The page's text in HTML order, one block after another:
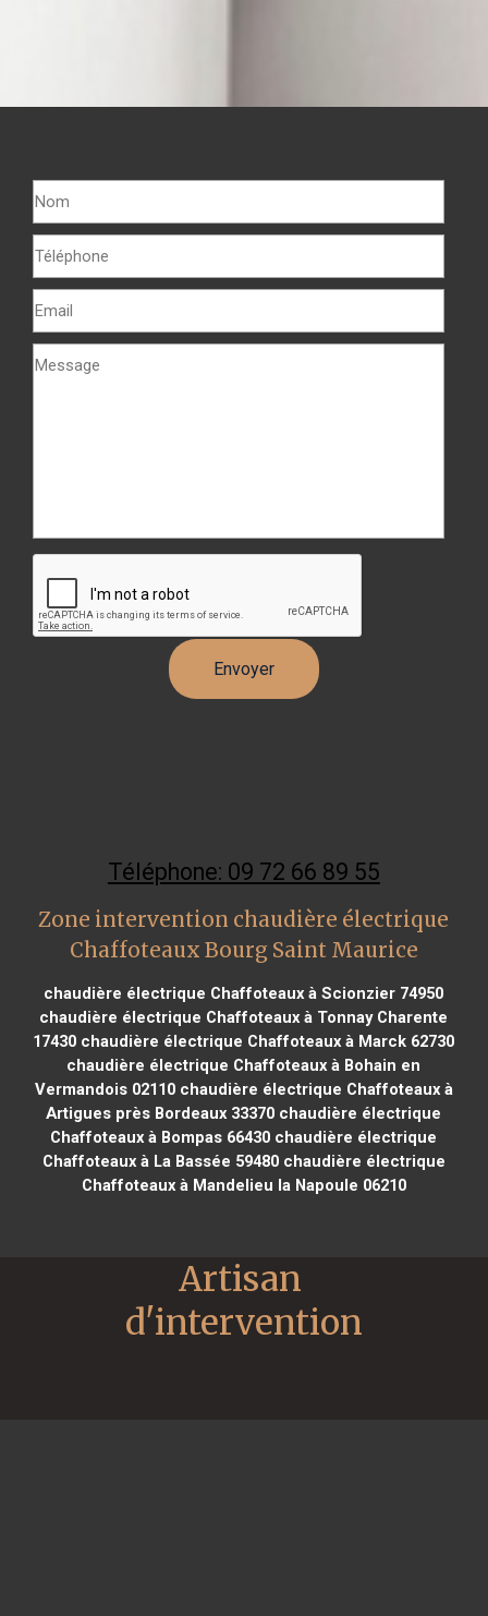
Téléphone: 09 72 66 89 55
Zone intervention chaudière électrique
Chaffoteaux Bourg Saint Maurice
chaudière électrique Chaffoteaux à Scionzier 74950
chaudière électrique Chaffoteaux à Tonnay Charente
17430 chaudière électrique Chaffoteaux à Marck 62730
chaudière électrique Chaffoteaux à Bohain en
Vermandois 02110chaudière électrique Chaffoteaux à
Artigues près Bordeaux 33370 chaudière électrique
Chaffoteaux à Bompas 66430 chaudière électrique
Chaffoteaux à La Bassée 59480chaudière électrique
Chaffoteaux à Mandelieu la Napoule 06210
Artisan
d'intervention